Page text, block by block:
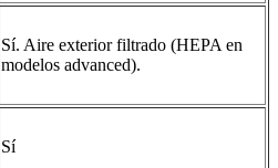
Sí. Aire exterior filtrado (HEPA en
modelos advanced).
Sí